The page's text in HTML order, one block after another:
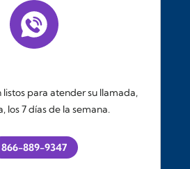
listos para atender su llamada,
los 7 días de la semana.
866-889-9347